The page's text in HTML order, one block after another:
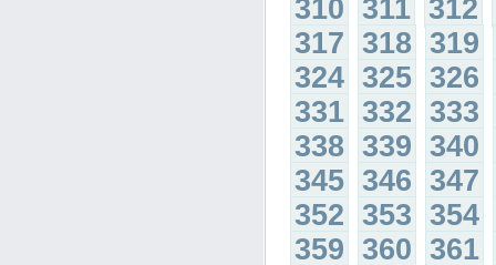
310 311 312
317 318 319
324 325 326
331 332 333
338 339 340
345 346 347
352 353 354
359 360 361